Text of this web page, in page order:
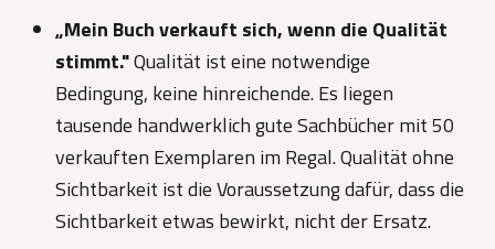
„Mein Buch verkauft sich, wenn die Qualität
stimmt."Qualität ist eine notwendige
Bedingung, keine hinreichende. Es liegen
tausende handwerklich gute Sachbücher mit 50
verkauften Exemplaren im Regal. Qualität ohne
Sichtbarkeit ist die Voraussetzung dafür, dass die
Sichtbarkeit etwas bewirkt, nicht der Ersatz.